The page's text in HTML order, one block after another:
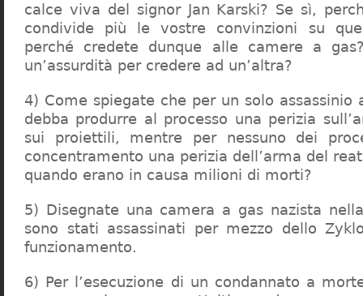
calce viva del signor Jan Karski? Se sì,
condivide più le vostre convinzioni su
perché credete dunque alle camere a
un’assurdità per credere ad un’altra?
4) Come spiegate che per un solo assassinio
debba produrre al processo una perizia
sui proiettili, mentre per nessuno dei
concentramento una perizia dell’arma del
quando erano in causa milioni di morti?
5) Disegnate una camera a gas nazista
sono stati assassinati per mezzo dello
funzionamento.
6) Per l’esecuzione di un condannato a